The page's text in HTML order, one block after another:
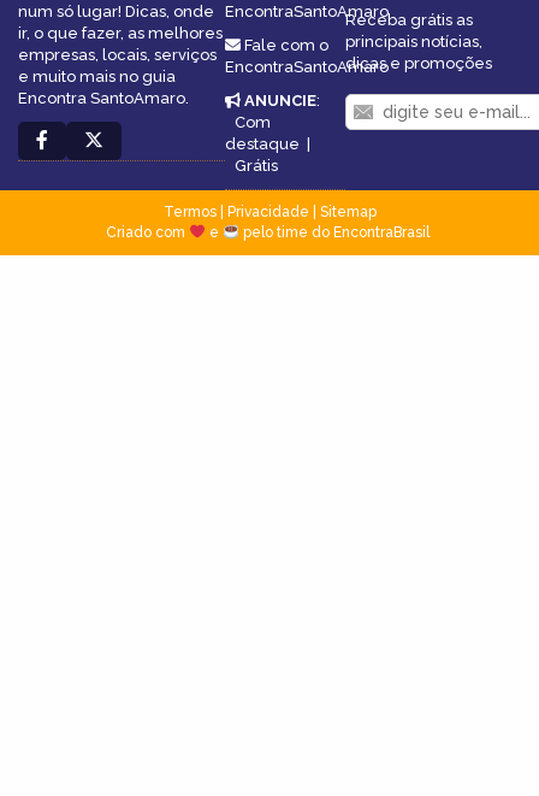
num só lugar! Dicas, onde
ir, o que fazer, as melhores
empresas, locais, serviços
e muito mais no guia
Encontra SantoAmaro.
EncontraSantoAmaro
Fale com o
EncontraSantoAmaro
ANUNCIE:
Com
destaque |
Grátis
Receba grátis as
principais notícias,
dicas e promoções
Termos| Privacidade
Sitemap
Criado com
e pelo time do EncontraBrasil